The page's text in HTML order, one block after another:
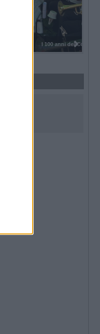
Corpo Musicale di